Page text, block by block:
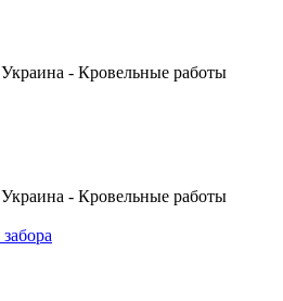
Украина - Кровельные работы
Украина - Кровельные работы